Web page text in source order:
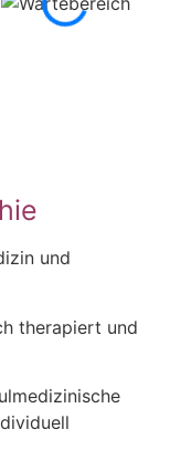
und
therapiert und